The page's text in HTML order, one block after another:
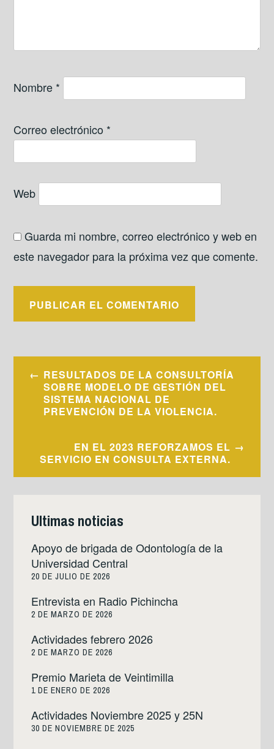
Nombre *
Correo electrónico *
Web
Guarda mi nombre, correo electrónico y web en
este navegador para la próxima vez que comente.
Navegación
entradas
RESULTADOS DE LA CONSULTORÍA
SOBRE MODELO DE GESTIÓN DEL
SISTEMA NACIONAL DE
PREVENCIÓN DE LA VIOLENCIA.
EN EL 2023 REFORZAMOS EL
SERVICIO EN CONSULTA EXTERNA.
Ultimas noticias
Apoyo de brigada de Odontología de la
Universidad Central
20 DE JULIO DE 2026
Entrevista en Radio Pichincha
2 DE MARZO DE 2026
Actividades febrero 2026
2 DE MARZO DE 2026
Premio Marieta de Veintimilla
1 DE ENERO DE 2026
Actividades Noviembre 2025 y 25N
30 DE NOVIEMBRE DE 2025